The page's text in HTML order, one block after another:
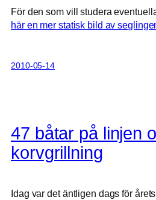
För den som vill studera
här en mer statisk bild av
2010-05-14
47 båtar på linjen
korvgrillning
Idag var det äntligen dags för